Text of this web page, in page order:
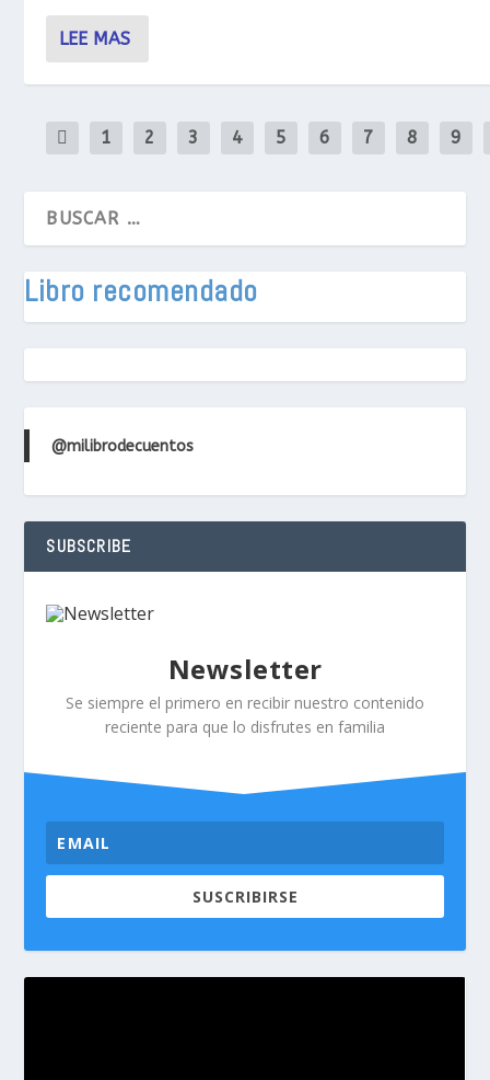
LEE MAS
1 2 3 4 5 6 7 8 9
Libro recomendado
@milibrodecuentos
SUBSCRIBE
Newsletter
Se siempre el primero en recibir nuestro contenido
reciente para que lo disfrutes en familia
SUSCRIBIRSE